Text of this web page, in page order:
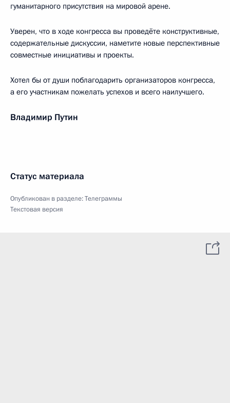
гуманитарного присутствия на мировой арене.
Уверен, что в ходе конгресса вы проведёте конструктивные,
содержательные дискуссии, наметите новые перспективные
совместные инициативы и проекты.
Хотел бы от души поблагодарить организаторов конгресса,
а его участникам пожелать успехов и всего наилучшего.
Владимир Путин
Статус материала
Опубликован в разделе:Телеграммы
Текстовая версия